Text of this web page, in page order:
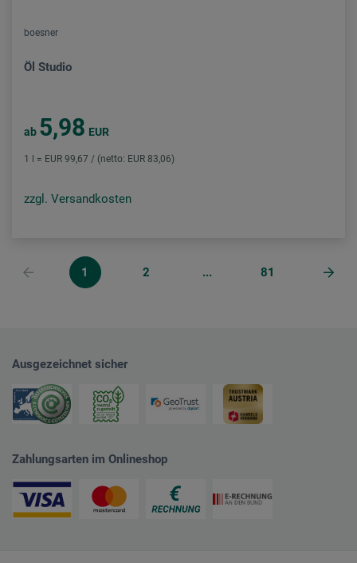
boesner
Öl Studio
ab 5,98 EUR
1 l = EUR 99,67 / (netto: EUR 83,06)
zzgl. Versandkosten
1 2 ... 81
Ausgezeichnet sicher
Zahlungsarten im Onlineshop